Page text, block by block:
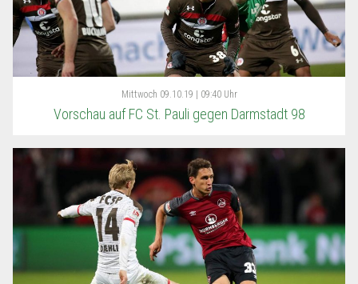
Mittwoch 09.10.19 | 09:40 Uhr
Vorschau auf FC St. Pauli gegen Darmstadt 98